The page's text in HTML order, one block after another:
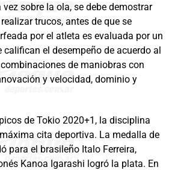
sobre la ola, se debe demostrar
trucos, antes de que se
por el atleta es evaluada por un
califican el desempeño de acuerdo al
de maniobras con
y velocidad, dominio y
de Tokio 2020+1, la disciplina
cita deportiva. La medalla de
para el brasileño Italo Ferreira,
Kanoa Igarashi logró la plata. En